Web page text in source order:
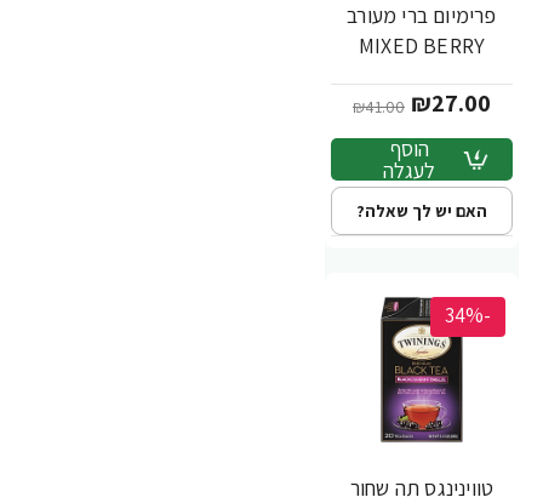
פרימיום ברי מעורב
MIXED BERRY
בשקיות 20 יחידות -
מבית Twinings
₪27.00
₪41.00
הוסף
לעגלה
האם יש לך שאלה?
-34%
טווינינגס תה שחור